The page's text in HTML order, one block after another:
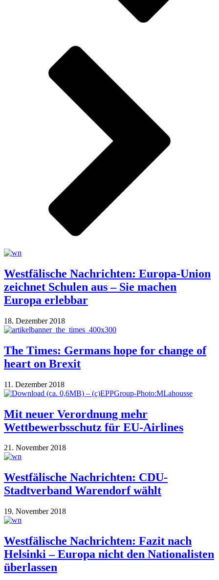
Westfälische Nachrichten: Europa-Union
zeichnet Schulen aus – Sie machen
Europa erlebbar
18. Dezember 2018
The Times: Germans hope for change of
heart on Brexit
11. Dezember 2018
Mit neuer Verordnung mehr
Wettbewerbsschutz für EU-Airlines
21. November 2018
Westfälische Nachrichten: CDU-
Stadtverband Warendorf wählt
19. November 2018
Westfälische Nachrichten: Fazit nach
Helsinki – Europa nicht den Nationalisten
überlassen